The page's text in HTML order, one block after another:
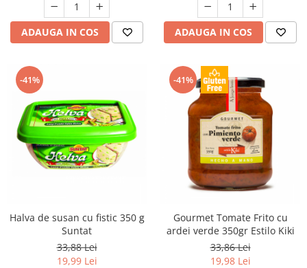
ADAUGA IN COS ADAUGA IN COS
-41%
Halva de susan cu fistic 350 g
Suntat
33,88 Lei
19,99 Lei
-41%
Gourmet Tomate Frito cu
ardei verde 350gr Estilo Kiki
33,86 Lei
19,98 Lei